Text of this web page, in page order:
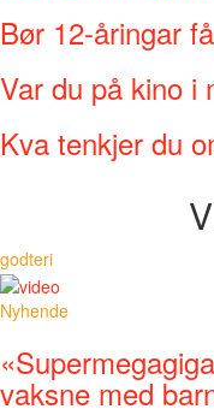
Bør 12-åringar
Var du på kino i
Kva tenkjer du
godteri
Nyhende
vaksne med